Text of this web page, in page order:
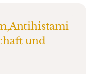
und